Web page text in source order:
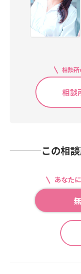
相談
相談
この相
あなた